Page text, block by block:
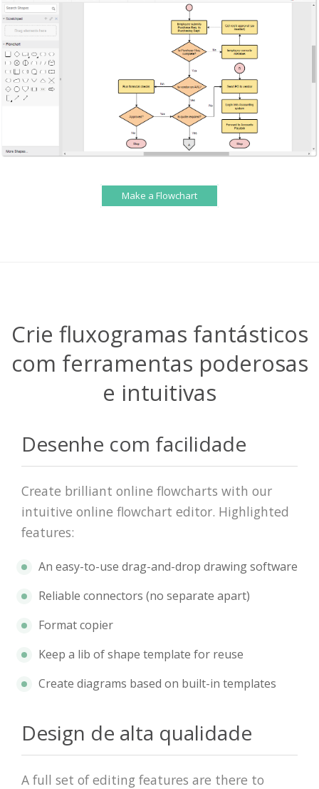
Make a Flowchart
Crie fluxogramas fantásticos
com ferramentas poderosas
e intuitivas
Desenhe com facilidade
Create brilliant online flowcharts with our
intuitive online flowchart editor. Highlighted
features:
An easy-to-use drag-and-drop drawing software
Reliable connectors (no separate apart)
Format copier
Keep a lib of shape template for reuse
Create diagrams based on built-in templates
Design de alta qualidade
A full set of editing features are there to